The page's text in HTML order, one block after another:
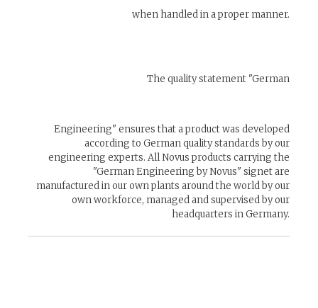
when handled in a proper manner.
The quality statement "German
Engineering" ensures that a product was developed
according to German quality standards by our
engineering experts. All Novus products carrying the
"German Engineering by Novus" signet are
manufactured in our own plants around the world by our
own workforce, managed and supervised by our
headquarters in Germany.